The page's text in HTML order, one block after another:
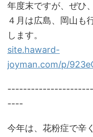
年度末ですが、ぜひ
４月は広島、岡山も
します。
site.haward-
joyman.com/p/
----
今年は、花粉症で辛